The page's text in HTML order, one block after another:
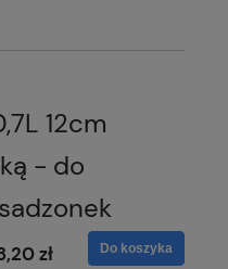
12cm
- do
zł Do koszyka